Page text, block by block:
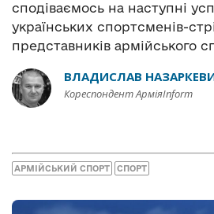
сподіваємось на наступні
українських спортсменів-
представників армійського
ВЛАДИСЛАВ
Кореспондент АрміяInform
АРМІЙСЬКИЙ СПОРТ СПОРТ